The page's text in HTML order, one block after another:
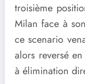
troisième
Milan face à
ce scenario
alors reversé
à élimination